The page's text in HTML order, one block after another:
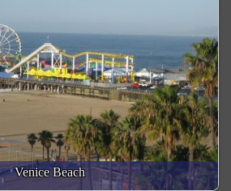
Venice Beach